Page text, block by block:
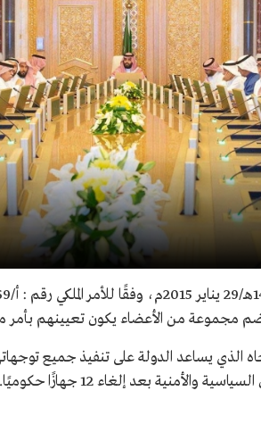
مجموعة من الأعضاء يكون تعيينهم بأمر
الذي يساعد الدولة على تنفيذ جميع
بعد إلغاء 12 جهازًا حكوميًا.